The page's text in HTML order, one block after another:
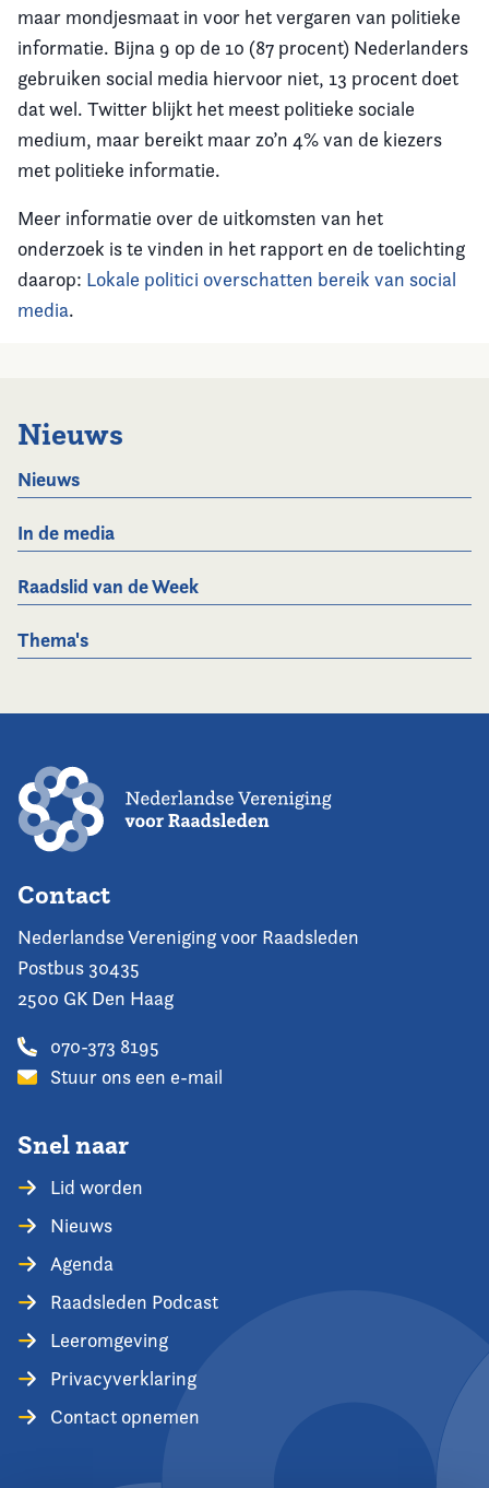
maar mondjesmaat in voor het vergaren van politieke
informatie. Bijna 9 op de 10 (87 procent) Nederlanders
gebruiken social media hiervoor niet, 13 procent doet
dat wel. Twitter blijkt het meest politieke sociale
medium, maar bereikt maar zo’n 4% van de kiezers
met politieke informatie.
Meer informatie over de uitkomsten van het
onderzoek is te vinden in het rapport en de toelichting
daarop: Lokale politici overschatten bereik van social
media.
Nieuws
Nieuws
In de media
Raadslid van de Week
Thema's
Contact
Nederlandse Vereniging voor Raadsleden
Postbus 30435
2500 GK Den Haag
070-373 8195
Stuur ons een e-mail
Snel naar
Lid worden
Nieuws
Agenda
Raadsleden Podcast
Leeromgeving
Privacyverklaring
Contact opnemen